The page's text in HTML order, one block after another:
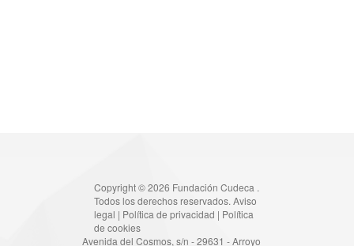
Copyright © 2026 Fundación Cudeca .
Todos los derechos reservados. Aviso
legal | Política de privacidad | Política
de cookies
Avenida del Cosmos, s/n - 29631 - Arroyo